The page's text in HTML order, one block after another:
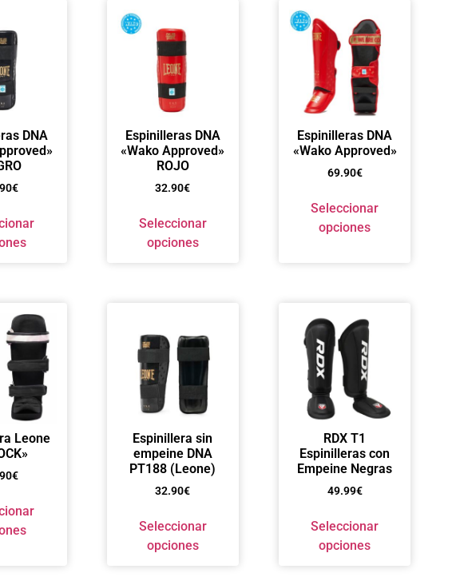
DNA
€
Espinilleras DNA
«Wako Approved»
ROJO
32.90€
Seleccionar
opciones
Espinilleras DNA
«Wako Approved»
69.90€
Seleccionar
opciones
Leone
€
Espinillera sin
empeine DNA
PT188 (Leone)
32.90€
Seleccionar
opciones
RDX T1
Espinilleras con
Empeine Negras
49.99€
Seleccionar
opciones